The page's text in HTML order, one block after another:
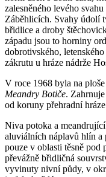
zalesněného levého
Záběhlicích. Svahy údolí
břidlice a droby
západu jsou to horniny
dobrotivského,
zákrutu u hráze nádrže
V roce 1968 byla na
Meandry Botiče.
od koruny přehradní
Niva potoka a
aluviálních náplavů hlín
pouze v oblasti těsně
převážně břidličná
vyvinuty nivní půdy, v